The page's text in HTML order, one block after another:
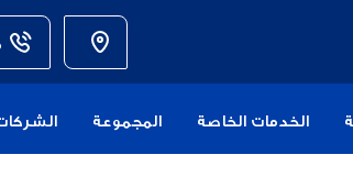
الخدمات الخاصة المجموعة